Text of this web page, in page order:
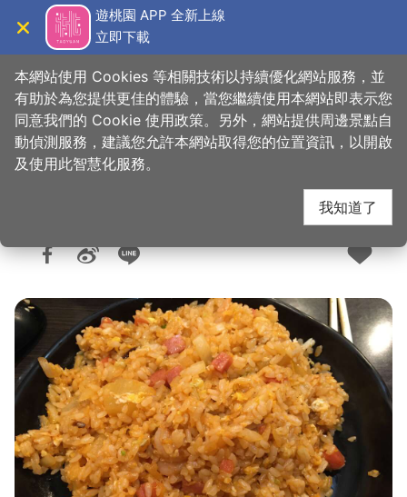
主
遊桃園 APP 全新上線
立即下載
首頁 > 想去的地方 > 美食、購物 > 美食快搜
炒味亭炒飯專賣店
人氣：5382
本網站使用 Cookies 等相關技術以持續優化網站服務，並
有助於為您提供更佳的體驗，當您繼續使用本網站即表示您
同意我們的 Cookie 使用政策。另外，網站提供周邊景點自
動偵測服務，建議您允許本網站取得您的位置資訊，以開啟
及使用此智慧化服務。
我知道了